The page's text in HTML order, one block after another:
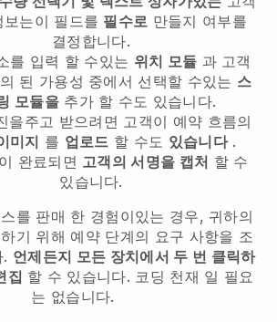
는이 필드를 필수로 만들지 여부를
결정합니다.
를 입력 할 수있는 위치 모듈 과 고객
된 가용성 중에서 선택할 수있는 스
모듈을추가 할 수도 있습니다.
을주고 받으려면 고객이 예약 흐름의
미지 를 업로드 할 수도 있습니다.
완료되면 고객의 서명을 캡처 할 수
있습니다.
를 판매 한 경험이있는 경우, 귀하의
기 위해 예약 단계의 요구 사항을 조
언제든지 모든 장치에서 두 번 클릭하
집 할 수 있습니다. 코딩 천재 일 필요
는 없습니다.